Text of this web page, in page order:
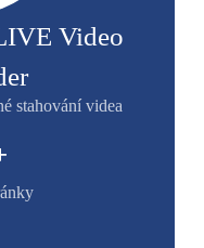
Video
stahování videa